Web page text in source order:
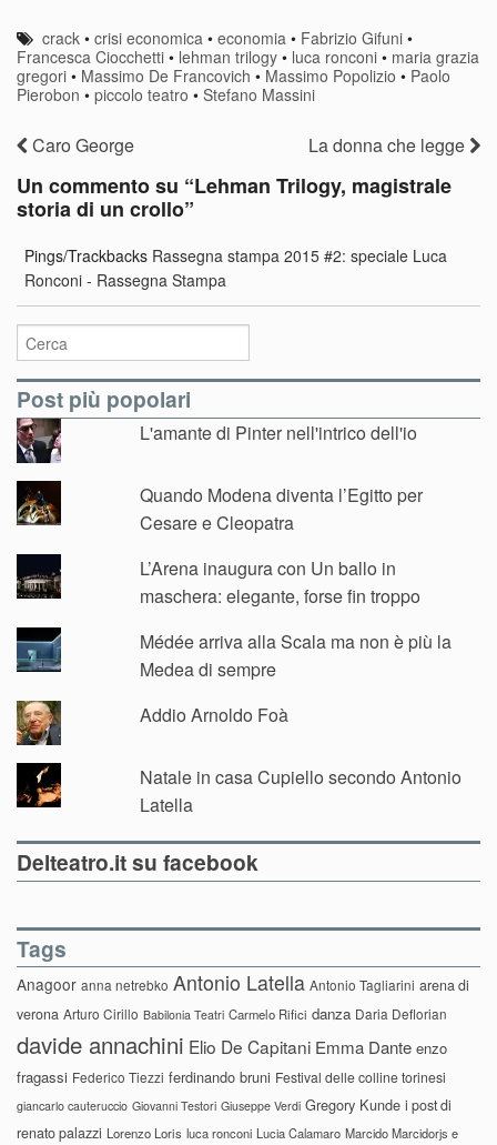
crack •crisi economica •economia • Fabrizio Gifuni •
Francesca Ciocchetti • lehman trilogy • luca ronconi • maria grazia
gregori • Massimo De Francovich • Massimo Popolizio • Paolo
Pierobon • piccolo teatro • Stefano Massini
Caro George La donna che legge
Un commento su “Lehman Trilogy, magistrale
storia di un crollo”
Pings/Trackbacks Rassegna stampa 2015 #2: speciale Luca
Ronconi - Rassegna Stampa
Post più popolari
L'amante di Pinter nell'intrico dell'io
Quando Modena diventa l’Egitto per
Cesare e Cleopatra
L’Arena inaugura con Un ballo in
maschera: elegante, forse fin troppo
Médée arriva alla Scala ma non è più la
Medea di sempre
Addio Arnoldo Foà
Natale in casa Cupiello secondo Antonio
Latella
Delteatro.it su facebook
Tags
Anagoor anna netrebko Antonio Latella Antonio Tagliarini arena di
verona Arturo Cirillo Babilonia Teatri Carmelo Rifici danza Daria Deflorian
davide annachini Elio De Capitani Emma Dante enzo
fragassi Federico Tiezzi ferdinando bruni Festival delle colline torinesi
giancarlo cauteruccio Giovanni Testori Giuseppe Verdi Gregory Kunde i post di
renato palazzi Lorenzo Loris luca ronconi Lucia Calamaro Marcido Marcidorjs e